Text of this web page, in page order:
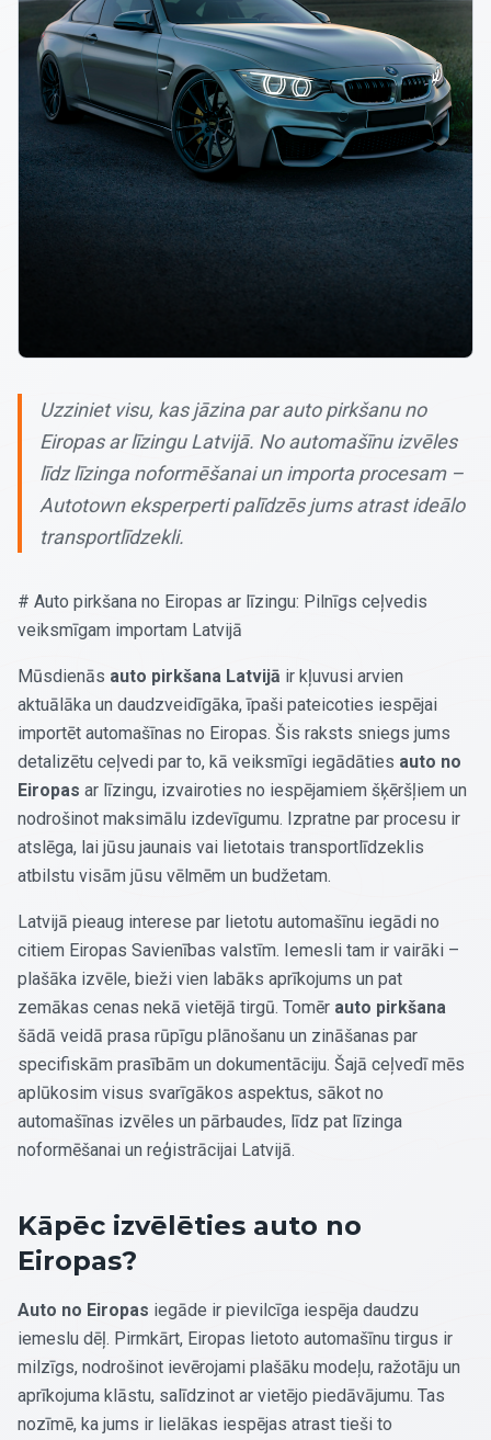
Uzziniet visu, kas jāzina par auto pirkšanu no
Eiropas ar līzingu Latvijā. No automašīnu izvēles
līdz līzinga noformēšanai un importa procesam –
Autotown eksperperti palīdzēs jums atrast ideālo
transportlīdzekli.
# Auto pirkšana no Eiropas ar līzingu: Pilnīgs ceļvedis
veiksmīgam importam Latvijā
Mūsdienās auto pirkšana Latvijā ir kļuvusi arvien
aktuālāka un daudzveidīgāka, īpaši pateicoties iespējai
importēt automašīnas no Eiropas. Šis raksts sniegs jums
detalizētu ceļvedi par to, kā veiksmīgi iegādāties auto no
Eiropas ar līzingu, izvairoties no iespējamiem šķēršļiem un
nodrošinot maksimālu izdevīgumu. Izpratne par procesu ir
atslēga, lai jūsu jaunais vai lietotais transportlīdzeklis
atbilstu visām jūsu vēlmēm un budžetam.
Latvijā pieaug interese par lietotu automašīnu iegādi no
citiem Eiropas Savienības valstīm. Iemesli tam ir vairāki –
plašāka izvēle, bieži vien labāks aprīkojums un pat
zemākas cenas nekā vietējā tirgū. Tomēr auto pirkšana
šādā veidā prasa rūpīgu plānošanu un zināšanas par
specifiskām prasībām un dokumentāciju. Šajā ceļvedī mēs
aplūkosim visus svarīgākos aspektus, sākot no
automašīnas izvēles un pārbaudes, līdz pat līzinga
noformēšanai un reģistrācijai Latvijā.
Kāpēc izvēlēties auto no
Eiropas?
Auto no Eiropas iegāde ir pievilcīga iespēja daudzu
iemeslu dēļ. Pirmkārt, Eiropas lietoto automašīnu tirgus ir
milzīgs, nodrošinot ievērojami plašāku modeļu, ražotāju un
aprīkojuma klāstu, salīdzinot ar vietējo piedāvājumu. Tas
nozīmē, ka jums ir lielākas iespējas atrast tieši to